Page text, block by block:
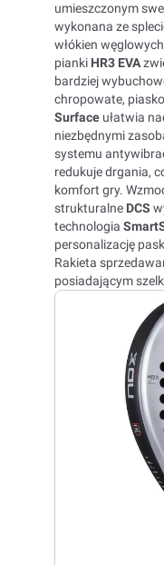
umieszczonym
wykonana ze
włókien węglowych
pianki HR3 EVA
bardziej
chropowate,
Surface ułatwia
niezbędnymi
systemu
redukuje drgania,
komfort gry.
strukturalne DCS
technologia
personalizację
Rakieta
posiadającym